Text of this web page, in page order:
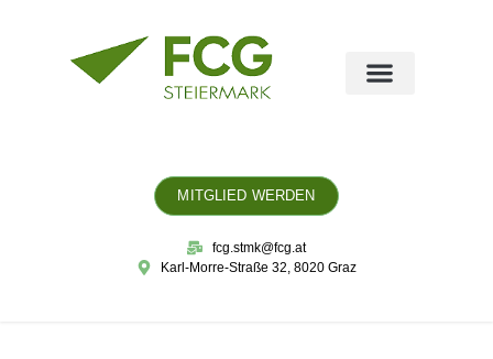
MITGLIED WERDEN
fcg.stmk@fcg.at
Karl-Morre-Straße 32, 8020 Graz